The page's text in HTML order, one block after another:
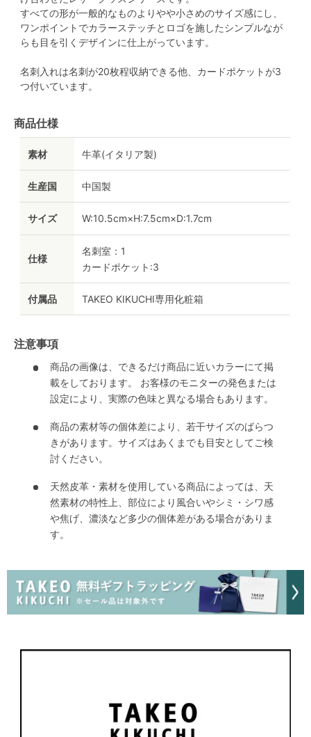
すべての形が一般的なものよりやや小さめのサイズ感にし、
ワンポイントでカラーステッチとロゴを施したシンプルなが
らも目を引くデザインに仕上がっています。
名刺入れは名刺が20枚程収納できる他、カードポケットが3
つ付いています。
商品仕様
素材 牛革(イタリア製)
生産国 中国製
サイズ W:10.5cm×H:7.5cm×D:1.7cm
仕様
名刺室：1
カードポケット:3
付属品 TAKEO KIKUCHI専用化粧箱
注意事項
商品の画像は、できるだけ商品に近いカラーにて掲
載をしております。 お客様のモニターの発色または
設定により、実際の色味と異なる場合もあります。
商品の素材等の個体差により、若干サイズのばらつ
きがあります。サイズはあくまでも目安としてご検
討ください。
天然皮革・素材を使用している商品によっては、天
然素材の特性上、部位により風合いやシミ・シワ感
や焦げ、濃淡など多少の個体差がある場合がありま
す。